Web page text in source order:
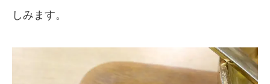
しみます。